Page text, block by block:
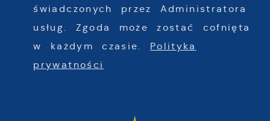
świadczonych przez Administratora
usług. Zgoda może zostać cofnięta
w każdym czasie. Polityka
prywatności